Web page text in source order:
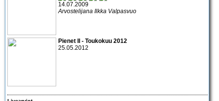
14.07.2009
Arvostelijana Ilkka Valpasvuo
Pienet II - Toukokuu 2012
25.05.2012